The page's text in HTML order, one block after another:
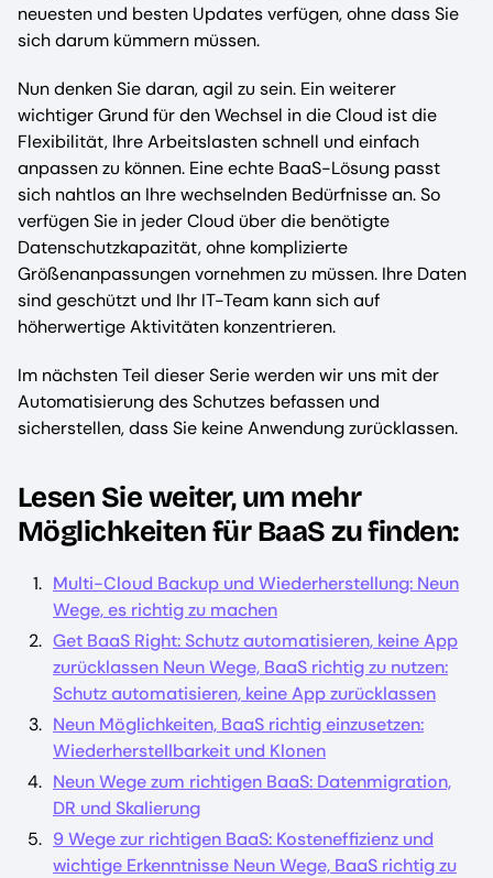
neuesten und besten Updates verfügen, ohne dass Sie
sich darum kümmern müssen.
Nun denken Sie daran, agil zu sein. Ein weiterer
wichtiger Grund für den Wechsel in die Cloud ist die
Flexibilität, Ihre Arbeitslasten schnell und einfach
anpassen zu können. Eine echte BaaS-Lösung passt
sich nahtlos an Ihre wechselnden Bedürfnisse an. So
verfügen Sie in jeder Cloud über die benötigte
Datenschutzkapazität, ohne komplizierte
Größenanpassungen vornehmen zu müssen. Ihre Daten
sind geschützt und Ihr IT-Team kann sich auf
höherwertige Aktivitäten konzentrieren.
Im nächsten Teil dieser Serie werden wir uns mit der
Automatisierung des Schutzes befassen und
sicherstellen, dass Sie keine Anwendung zurücklassen.
Lesen Sie weiter, um mehr
Möglichkeiten für BaaS zu finden:
Multi-Cloud Backup und Wiederherstellung: Neun
Wege, es richtig zu machen
Get BaaS Right: Schutz automatisieren, keine App
zurücklassen Neun Wege, BaaS richtig zu nutzen:
Schutz automatisieren, keine App zurücklassen
Neun Möglichkeiten, BaaS richtig einzusetzen:
Wiederherstellbarkeit und Klonen
Neun Wege zum richtigen BaaS: Datenmigration,
DR und Skalierung
9 Wege zur richtigen BaaS: Kosteneffizienz und
wichtige Erkenntnisse Neun Wege, BaaS richtig zu